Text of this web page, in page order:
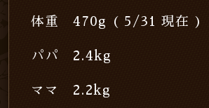
体重 470g ( 5/31 現在 )
パパ 2.4kg
ママ 2.2kg